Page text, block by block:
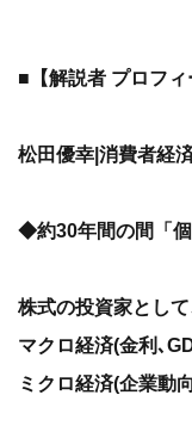
■【解説者 プロフィ
松田優幸|消費者経
◆約30年間の間「
株式の投資家として
マクロ経済(金利､
ミクロ経済(企業動